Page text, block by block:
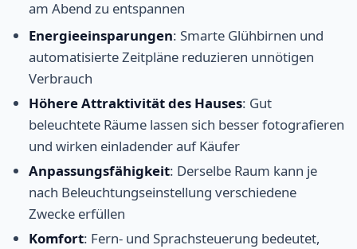
am Abend zu entspannen
Energieeinsparungen: Smarte Glühbirnen und
automatisierte Zeitpläne reduzieren unnötigen
Verbrauch
Höhere Attraktivität des Hauses: Gut
beleuchtete Räume lassen sich besser fotografieren
und wirken einladender auf Käufer
Anpassungsfähigkeit: Derselbe Raum kann je
nach Beleuchtungseinstellung verschiedene
Zwecke erfüllen
Komfort: Fern- und Sprachsteuerung bedeutet,